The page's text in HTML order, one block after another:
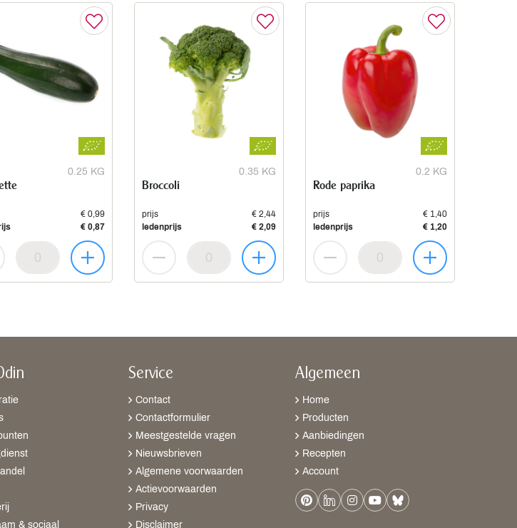
0.25 KG
€ 0,99
€ 0,87
0.35 KG
Broccoli
prijs
€ 2,44
ledenprijs
€ 2,09
0.2 KG
Rode paprika
prijs
€ 1,40
ledenprijs
€ 1,20
& sociaal
Service
Contact
Contactformulier
Meestgestelde vragen
Nieuwsbrieven
Algemene voorwaarden
Actievoorwaarden
Privacy
Disclaimer
Algemeen
Home
Producten
Aanbiedingen
Recepten
Account